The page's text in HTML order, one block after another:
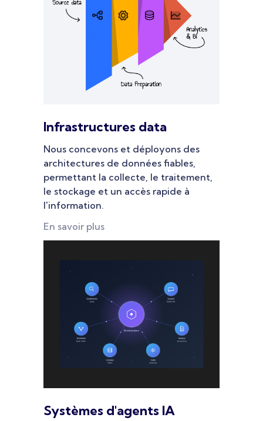
Infrastructures data
Nous concevons et déployons des
architectures de données fiables,
permettant la collecte, le traitement,
le stockage et un accès rapide à
l'information.
En savoir plus
Systèmes d'agents IA